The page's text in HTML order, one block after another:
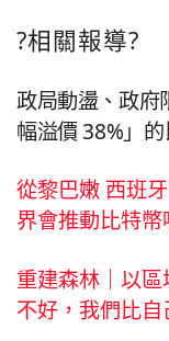
?相關報導?
政局動盪、政府
幅溢價 38%」
從黎巴嫩 西班
界會推動比特幣
重建森林｜以
不好，我們比自